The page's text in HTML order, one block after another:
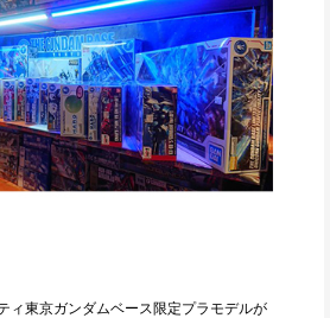
ィ東京ガンダムベース限定プラモデルが